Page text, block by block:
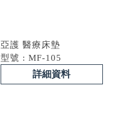
亞護 醫療床墊
型號 : MF-105
詳細資料